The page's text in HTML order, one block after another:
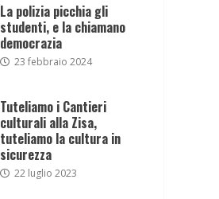
La polizia picchia gli
studenti, e la chiamano
democrazia
23 febbraio 2024
Tuteliamo i Cantieri
culturali alla Zisa,
tuteliamo la cultura in
sicurezza
22 luglio 2023